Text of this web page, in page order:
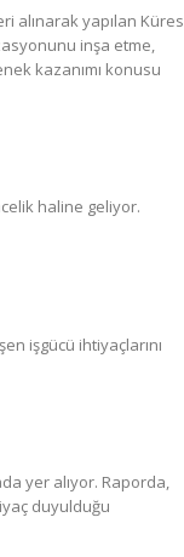
alınarak yapılan
inşa etme,
kazanımı konusu
haline geliyor.
işgücü ihtiyaçlarını
yer alıyor. Raporda,
duyulduğu